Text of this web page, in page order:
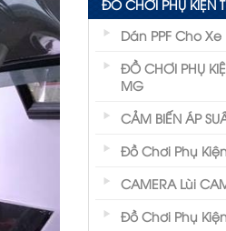
ĐỒ CHƠI PHỤ KIỆN
Dán PPF Cho Xe
ĐỒ CHƠI PHỤ
MG
CẢM BIẾN ÁP
Đồ Chơi Phụ
CAMERA Lùi
Đồ Chơi Phụ